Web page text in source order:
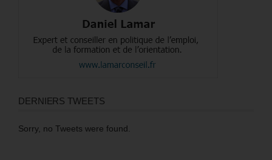
DERNIERS TWEETS
Sorry, no Tweets were found.